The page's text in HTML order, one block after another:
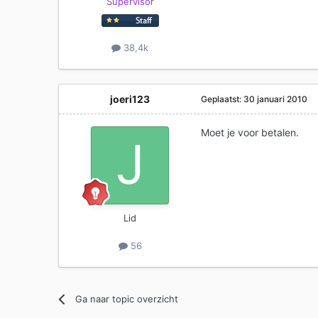
38,4k
joeri123
Lid
56
Geplaatst: 30 januari 2010
Moet je voor betalen.
Ga naar topic overzicht